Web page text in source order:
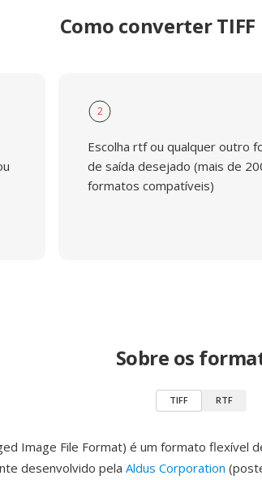
Como converter TIFF
2
Escolha rtf ou qualquer outro
de saída desejado (mais de
formatos compatíveis)
Sobre os
TIFF RTF
Image File Format) é um formato flexível
desenvolvido pela Aldus Corporation